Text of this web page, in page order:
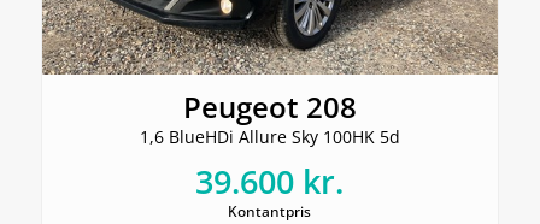
Peugeot 208
1,6 BlueHDi Allure Sky 100HK 5d
39.600 kr.
Kontantpris